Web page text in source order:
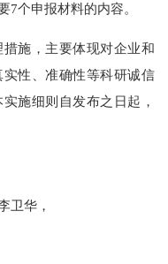
7个申报材料的内容。
施，主要体现对企业和
性、准确性等科研诚信
施细则自发布之日起，
华，